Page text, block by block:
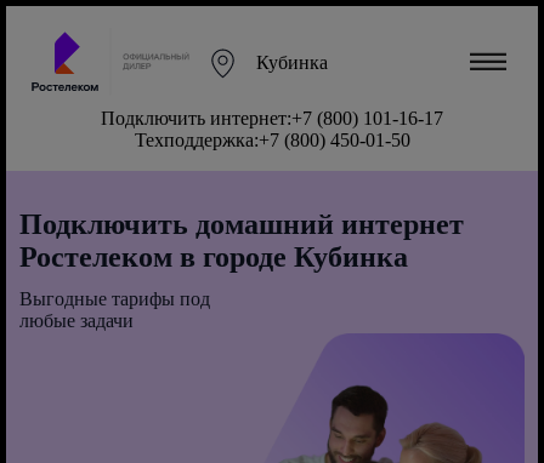
Кубинка
Подключить интернет:+7 (800) 101-16-17
Техподдержка:+7 (800) 450-01-50
Подключить домашний интернет
Ростелеком в городе Кубинка
Выгодные тарифы под
любые задачи